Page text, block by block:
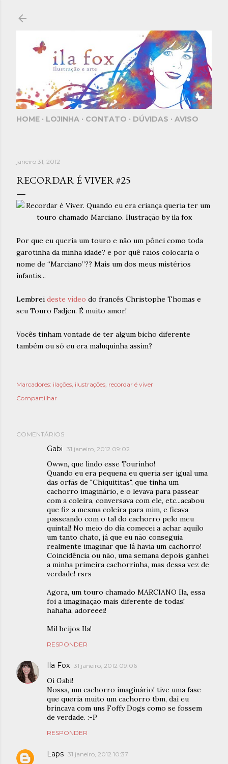
HOME LOJINHA CONTATO DÚVIDAS AVISO
janeiro 31, 2012
RECORDAR É VIVER #25
Por que eu queria um touro e não um pônei como toda
garotinha da minha idade? e por quê raios colocaria o
nome de “Marciano”?? Mais um dos meus mistérios
infantis...
Lembrei deste vídeo do francês Christophe Thomas e
seu Touro Fadjen. É muito amor!
Vocês tinham vontade de ter algum bicho diferente
também ou só eu era maluquinha assim?
Marcadores: ilações ilustrações recordar é viver
Compartilhar
COMENTÁRIOS
Gabi 31 janeiro, 2012 09:02
Owwn, que lindo esse Tourinho!
Quando eu era pequena eu queria ser igual uma
das orfãs de "Chiquititas", que tinha um
cachorro imaginário, e o levava para passear
com a coleira, conversava com ele, etc...acabou
que fiz a mesma coleira para mim, e ficava
passeando com o tal do cachorro pelo meu
quintal! No meio do dia comecei a achar aquilo
um tanto chato, já que eu não conseguia
realmente imaginar que lá havia um cachorro!
Coincidência ou não, uma semana depois ganhei
a minha primeira cachorrinha, mas dessa vez de
verdade! rsrs
Agora, um touro chamado MARCIANO Ila, essa
foi a imaginação mais diferente de todas!
hahaha, adoreeei!
Mil beijos Ila!
RESPONDER
Ila Fox 31 janeiro, 2012 09:06
Oi Gabi!
Nossa, um cachorro imaginário! tive uma fase
que queria muito um cachorro tbm, daí eu
brincava com uns Foffy Dogs como se fossem
de verdade. :-P
RESPONDER
Laps 31 janeiro, 2012 10:37